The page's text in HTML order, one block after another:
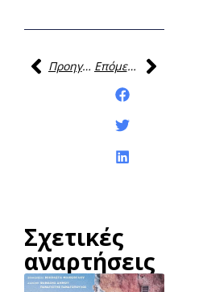
Προηγούμενη
Επόμενη
Σχετικές
αναρτήσεις